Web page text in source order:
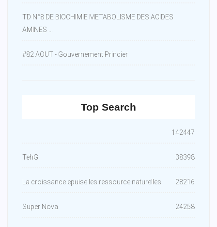
TD N°8 DE BIOCHIMIE METABOLISME DES ACIDES
AMINES ...
#82 AOUT - Gouvernement Princier
Top Search
142447
TehG 38398
La croissance epuise les ressource naturelles 28216
Super Nova 24258